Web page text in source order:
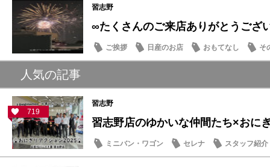
習志野
∞たくさんのご来店ありがとうござ
ご挨拶 日産のお店 おもてなし そ
人気の記事
719
習志野
習志野店のゆかいな仲間たち×おに
ミニバン・ワゴン セレナ スタッフ紹介